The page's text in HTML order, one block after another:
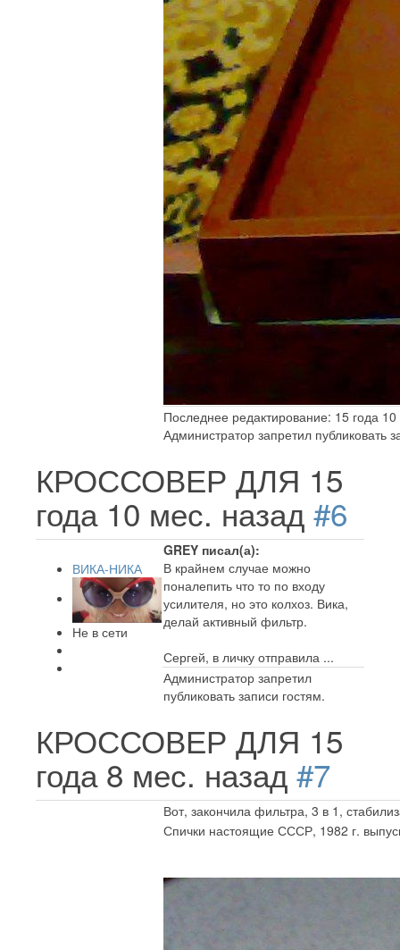
Последнее редактирование: 15 года
Администратор запретил публиковать
КРОССОВЕР ДЛЯ 15
года 10 мес. назад #6
ВИКА-НИКА
Не в сети
GREY писал(а):
В крайнем случае можно
поналепить что то по входу
усилителя, но это колхоз. Вика,
делай активный фильтр.
Сергей, в личку отправила ...
Администратор запретил
публиковать записи гостям.
КРОССОВЕР ДЛЯ 15
года 8 мес. назад #7
Вот, закончила фильтра, 3 в 1,
Спички настоящие СССР, 1982 г.